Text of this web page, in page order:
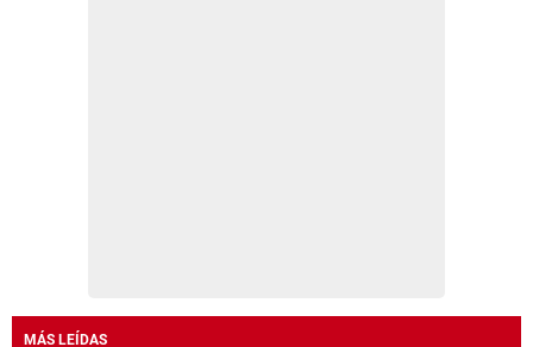
MÁS LEÍDAS